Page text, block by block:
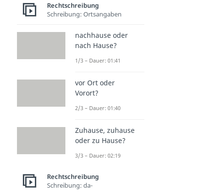
Rechtschreibung
Schreibung: Ortsangaben
nachhause oder
nach Hause?
1/3 – Dauer: 01:41
vor Ort oder
Vorort?
2/3 – Dauer: 01:40
Zuhause, zuhause
oder zu Hause?
3/3 – Dauer: 02:19
Rechtschreibung
Schreibung: da-